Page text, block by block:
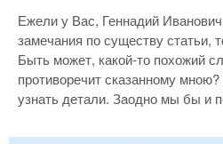
Ежели у Вас, Геннадий
замечания по существу статьи,
Быть может, какой-то похожий
противоречит сказанному
узнать детали. Заодно мы бы и